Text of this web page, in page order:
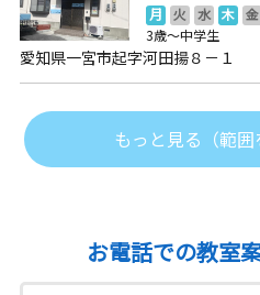
月 火 水 木 金
3歳～中学生
愛知県一宮市起字河田揚８－１
もっと見る（範囲
お電話での教室